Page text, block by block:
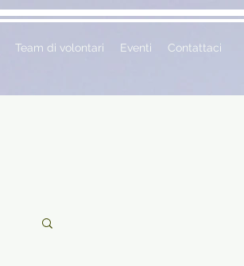
Team di volontari Eventi Contattaci